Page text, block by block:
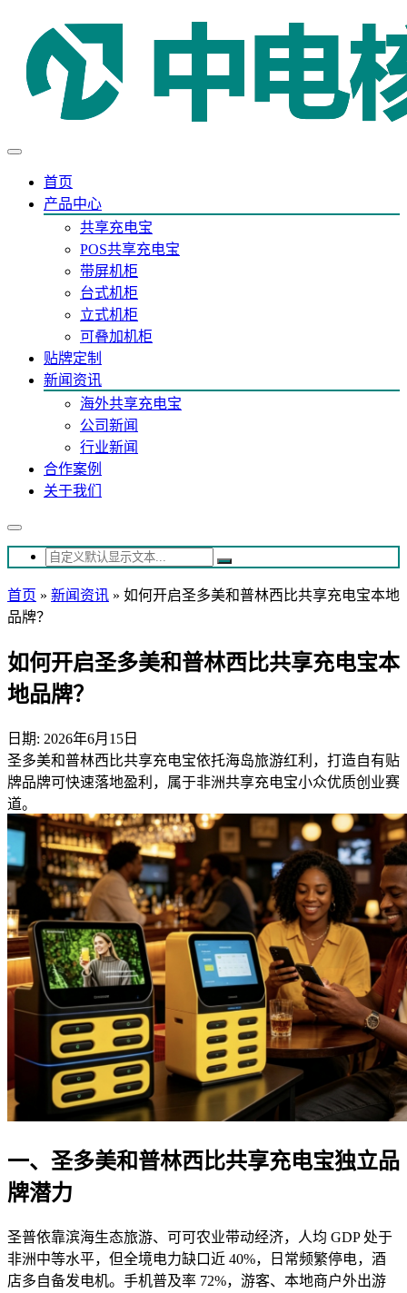
首页
产品中心
共享充电宝
POS共享充电宝
带屏机柜
台式机柜
立式机柜
可叠加机柜
贴牌定制
新闻资讯
海外共享充电宝
公司新闻
行业新闻
合作案例
关于我们
首页 » 新闻资讯 » 如何开启圣多美和普林西比共享充电宝本地
品牌？
如何开启圣多美和普林西比共享充电宝本
地品牌？
日期: 2026年6月15日
圣多美和普林西比共享充电宝依托海岛旅游红利，打造自有贴
牌品牌可快速落地盈利，属于非洲共享充电宝小众优质创业赛
道。
一、圣多美和普林西比共享充电宝独立品
牌潜力
圣普依靠滨海生态旅游、可可农业带动经济，人均 GDP 处于
非洲中等水平，但全境电力缺口近 40%，日常频繁停电，酒
店多自备发电机。手机普及率 72%，游客、本地商户外出游